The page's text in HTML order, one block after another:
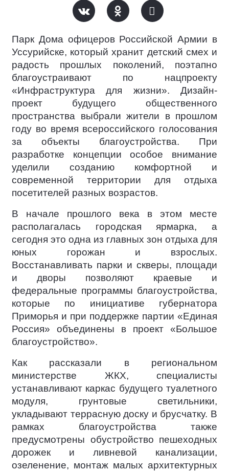
Парк Дома офицеров Российской Армии в
Уссурийске, который хранит детский смех и
радость прошлых поколений, поэтапно
благоустраивают по нацпроекту
«Инфраструктура для жизни». Дизайн-
проект будущего общественного
пространства выбрали жители в прошлом
году во время всероссийского голосования
за объекты благоустройства. При
разработке концепции особое внимание
уделили созданию комфортной и
современной территории для отдыха
посетителей разных возрастов.
В начале прошлого века в этом месте
располагалась городская ярмарка, а
сегодня это одна из главных зон отдыха для
юных горожан и взрослых.
Восстанавливать парки и скверы, площади
и дворы позволяют краевые и
федеральные программы благоустройства,
которые по инициативе губернатора
Приморья и при поддержке партии «Единая
Россия» объединены в проект «Большое
благоустройство».
Как рассказали в региональном
министерстве ЖКХ, специалисты
устанавливают каркас будущего туалетного
модуля, грунтовые светильники,
укладывают террасную доску и брусчатку. В
рамках благоустройства также
предусмотрены обустройство пешеходных
дорожек и ливневой канализации,
озеленение, монтаж малых архитектурных